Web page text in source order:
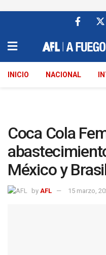
INICIO NACIONAL
Coca Cola
México y
by AFL 15 marzo,